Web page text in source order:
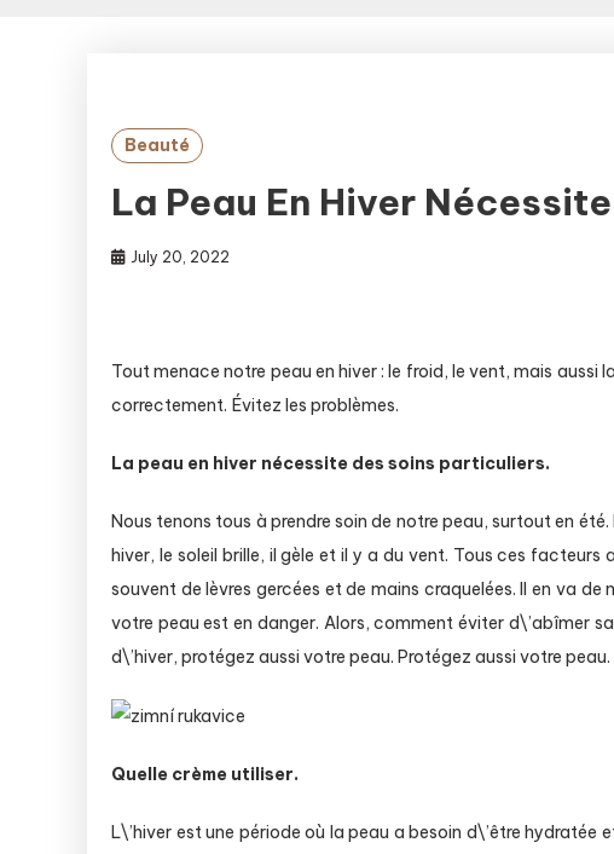
Beauté
La Peau En Hiver
July 20, 2022
Tout menace notre peau en hiver : le froid, le vent, mais aussi
correctement. Évitez les problèmes.
La peau en hiver nécessite des soins particuliers.
Nous tenons tous à prendre soin de notre peau, surtout en
hiver, le soleil brille, il gèle et il y a du vent. Tous ces
souvent de lèvres gercées et de mains craquelées. Il en va
votre peau est en danger. Alors, comment éviter d\’abîmer
d\’hiver, protégez aussi votre peau. Protégez aussi votre peau.
Quelle crème utiliser.
L\’hiver est une période où la peau a besoin d\’être